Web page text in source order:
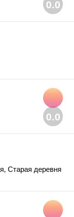
0.0
0.0
Старая деревня